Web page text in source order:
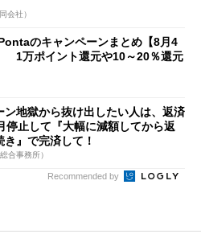
会社）
のキャンペーンまとめ【8月4
1万ポイント還元や10～20％還元
ン地獄から抜け出したい人は、返済
停止して『大幅に減額してから返
き』で完済して！
合事務所）
Recommended by